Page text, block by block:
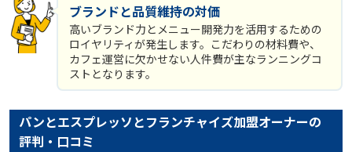
ブランドと品質維持の対価
高いブランド力とメニュー開発力を活用するための
ロイヤリティが発生します。こだわりの材料費や、
カフェ運営に欠かせない人件費が主なランニングコ
ストとなります。
パンとエスプレッソとフランチャイズ加盟オーナーの
評判・口コミ